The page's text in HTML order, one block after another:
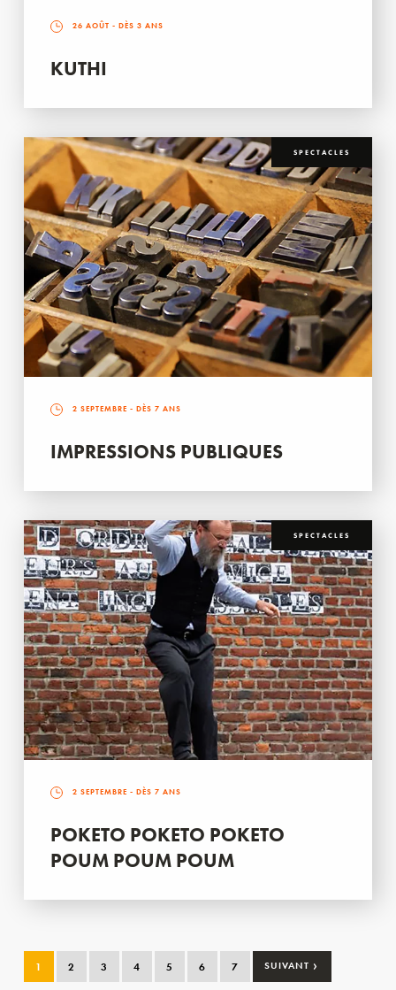
26 AOÛT - DÈS 3 ANS
KUTHI
SPECTACLES
2 SEPTEMBRE - DÈS 7 ANS
IMPRESSIONS PUBLIQUES
SPECTACLES
2 SEPTEMBRE - DÈS 7 ANS
POKETO POKETO POKETO
POUM POUM POUM
1 2 3 4 5 6 7 SUIVANT ›